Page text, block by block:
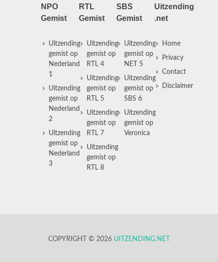
NPO
Gemist
Uitzending
gemist op
Nederland
1
Uitzending
gemist op
Nederland
2
Uitzending
gemist op
Nederland
3
RTL
Gemist
Uitzending
gemist op
RTL 4
Uitzending
gemist op
RTL 5
Uitzending
gemist op
RTL 7
Uitzending
gemist op
RTL 8
SBS
Gemist
Uitzending
gemist op
NET 5
Uitzending
gemist op
SBS 6
Uitzending
gemist op
Veronica
Uitzending
.net
Home
Privacy
Contact
Disclaimer
COPYRIGHT © 2026 UITZENDING.NET